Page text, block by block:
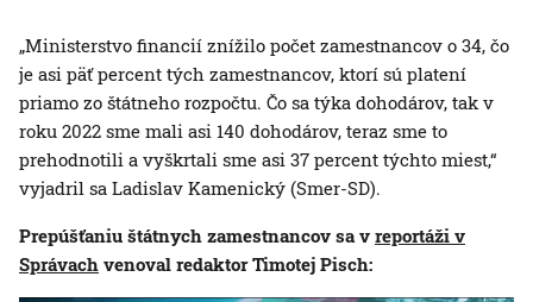
„Ministerstvo financií znížilo počet zamestnancov o 34, čo
je asi päť percent tých zamestnancov, ktorí sú platení
priamo zo štátneho rozpočtu. Čo sa týka dohodárov, tak v
roku 2022 sme mali asi 140 dohodárov, teraz sme to
prehodnotili a vyškrtali sme asi 37 percent týchto miest,“
vyjadril sa Ladislav Kamenický (Smer-SD).
Prepúšťaniu štátnych zamestnancov sa v reportáži v
Správach venoval redaktor Timotej Pisch: